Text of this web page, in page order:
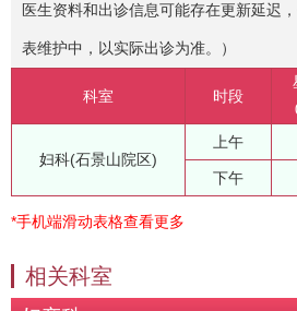
医生资料和出诊信息可能存在更新延迟
表维护中，以实际出诊为准。）
科室 时段
妇科(石景山院区)
上午
下午
*手机端滑动表格查看更多
相关科室